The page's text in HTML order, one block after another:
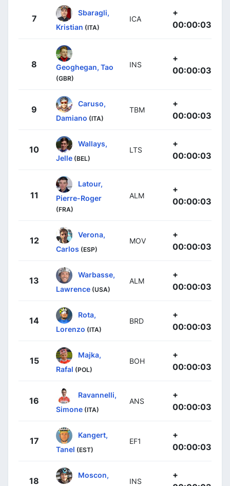
7
Sbaragli,
Kristian (ITA)
ICA
+
00:00:03
8 Geoghegan, Tao
(GBR)
INS
+
00:00:03
9
Caruso,
Damiano (ITA)
TBM
+
00:00:03
10
Wallays,
Jelle (BEL)
LTS
+
00:00:03
11
Latour,
Pierre-Roger
(FRA)
ALM
+
00:00:03
12
Verona,
Carlos (ESP)
MOV
+
00:00:03
13
Warbasse,
Lawrence (USA)
ALM
+
00:00:03
14
Rota,
Lorenzo (ITA)
BRD
+
00:00:03
15
Majka,
Rafal (POL)
BOH
+
00:00:03
16
Ravannelli,
Simone (ITA)
ANS
+
00:00:03
17
Kangert,
Tanel (EST)
EF1
+
00:00:03
18
Moscon,
INS
+